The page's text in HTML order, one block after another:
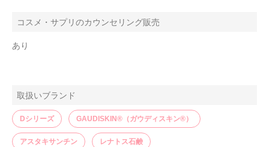
コスメ・サプリのカウンセリング販売
あり
取扱いブランド
Dシリーズ GAUDISKIN®（ガウディスキン®）
アスタキサンチン レナトス石鹸